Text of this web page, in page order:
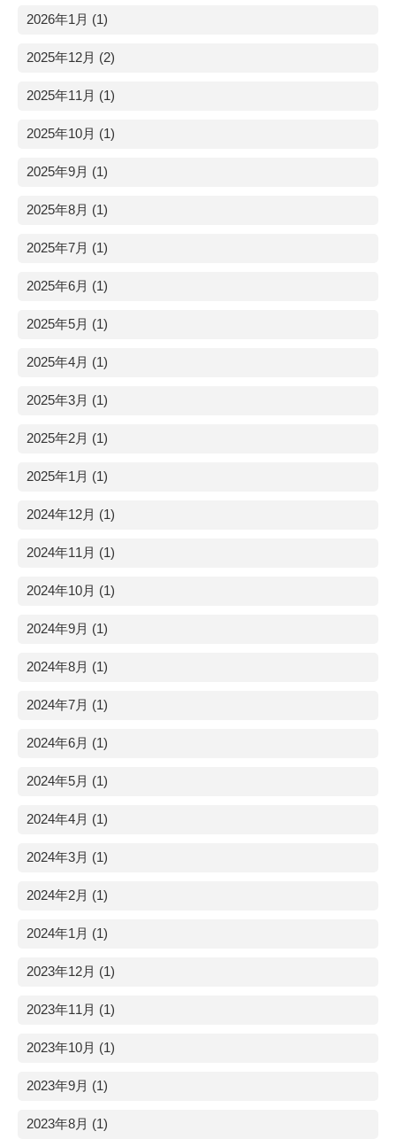
2026年1月 (1)
2025年12月 (2)
2025年11月 (1)
2025年10月 (1)
2025年9月 (1)
2025年8月 (1)
2025年7月 (1)
2025年6月 (1)
2025年5月 (1)
2025年4月 (1)
2025年3月 (1)
2025年2月 (1)
2025年1月 (1)
2024年12月 (1)
2024年11月 (1)
2024年10月 (1)
2024年9月 (1)
2024年8月 (1)
2024年7月 (1)
2024年6月 (1)
2024年5月 (1)
2024年4月 (1)
2024年3月 (1)
2024年2月 (1)
2024年1月 (1)
2023年12月 (1)
2023年11月 (1)
2023年10月 (1)
2023年9月 (1)
2023年8月 (1)